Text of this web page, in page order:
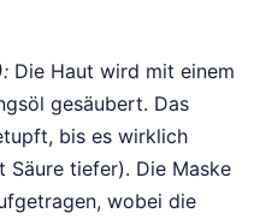
Die Haut wird mit einem
gesäubert. Das
bis es wirklich
tiefer). Die Maske
wobei die